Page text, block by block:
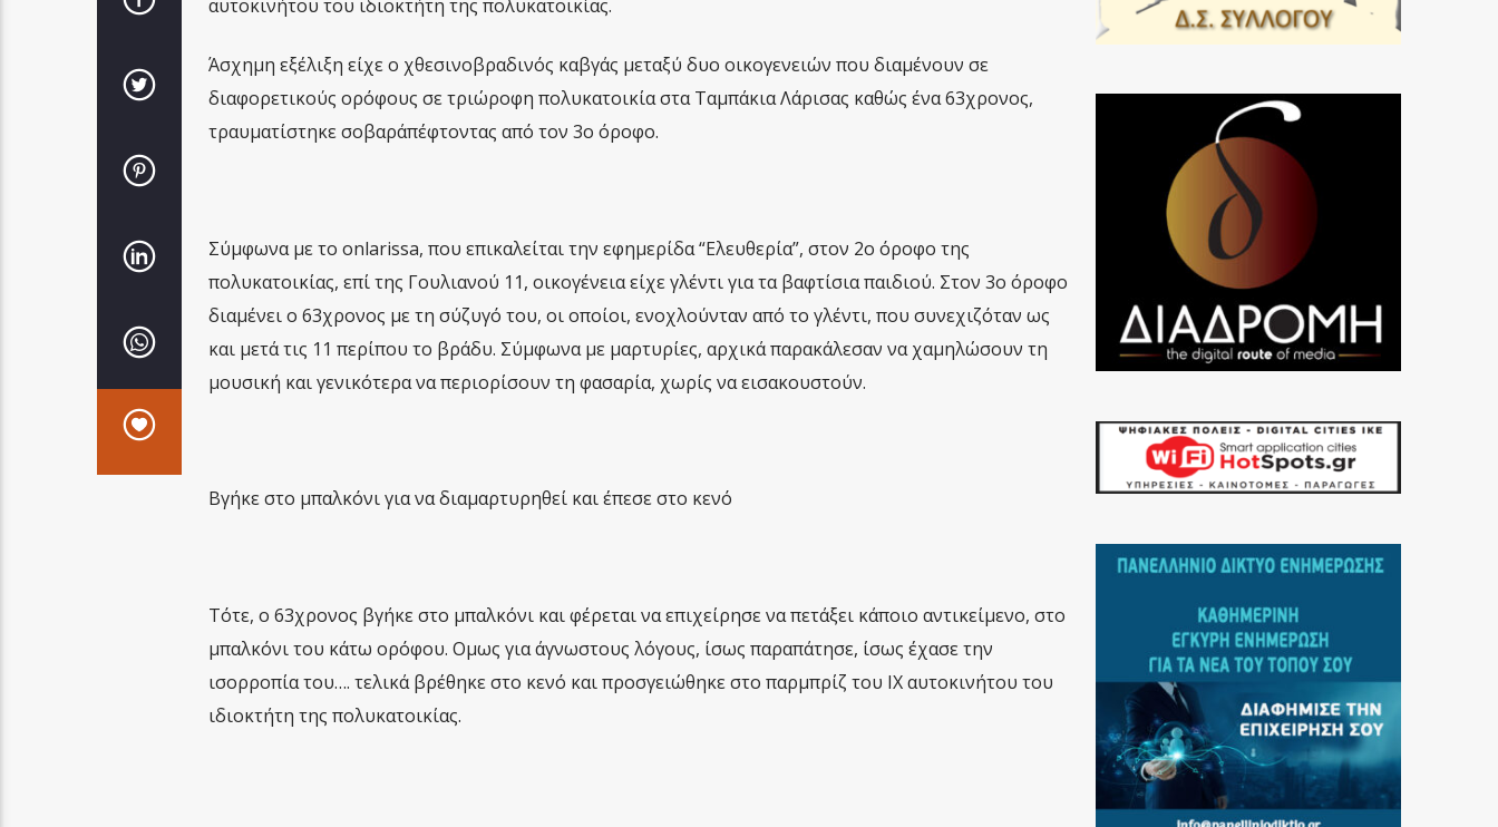
αυτοκινήτου του ιδιοκτήτη της πολυκατοικίας.
Άσχημη εξέλιξη είχε ο χθεσινοβραδινός καβγάς μεταξύ δυο οικογενειών που διαμένουν σε
διαφορετικούς ορόφους σε τριώροφη πολυκατοικία στα Ταμπάκια Λάρισας καθώς ένα 63χρονος,
τραυματίστηκε σοβαράπέφτοντας από τον 3ο όροφο.
Σύμφωνα με το onlarissa, που επικαλείται την εφημερίδα “Ελευθερία”, στον 2ο όροφο της
πολυκατοικίας, επί της Γουλιανού 11, οικογένεια είχε γλέντι για τα βαφτίσια παιδιού. Στον 3ο όροφο
διαμένει ο 63χρονος με τη σύζυγό του, οι οποίοι, ενοχλούνταν από το γλέντι, που συνεχιζόταν ως
και μετά τις 11 περίπου το βράδυ. Σύμφωνα με μαρτυρίες, αρχικά παρακάλεσαν να χαμηλώσουν τη
μουσική και γενικότερα να περιορίσουν τη φασαρία, χωρίς να εισακουστούν.
Βγήκε στο μπαλκόνι για να διαμαρτυρηθεί και έπεσε στο κενό
Τότε, ο 63χρονος βγήκε στο μπαλκόνι και φέρεται να επιχείρησε να πετάξει κάποιο αντικείμενο, στο
μπαλκόνι του κάτω ορόφου. Ομως για άγνωστους λόγους, ίσως παραπάτησε, ίσως έχασε την
ισορροπία του…. τελικά βρέθηκε στο κενό και προσγειώθηκε στο παρμπρίζ του ΙΧ αυτοκινήτου του
ιδιοκτήτη της πολυκατοικίας.